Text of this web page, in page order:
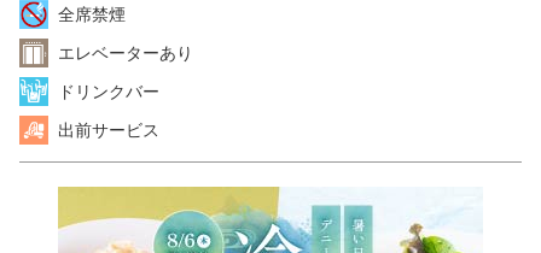
全席禁煙
エレベーターあり
ドリンクバー
出前サービス